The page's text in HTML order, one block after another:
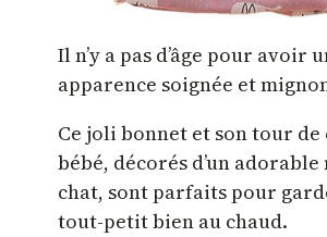
Il n’y a pas d’âge pour avoir
apparence soignée et
Ce joli bonnet et son tour de
bébé, décorés d’un
chat, sont parfaits pour
tout-petit bien au chaud.